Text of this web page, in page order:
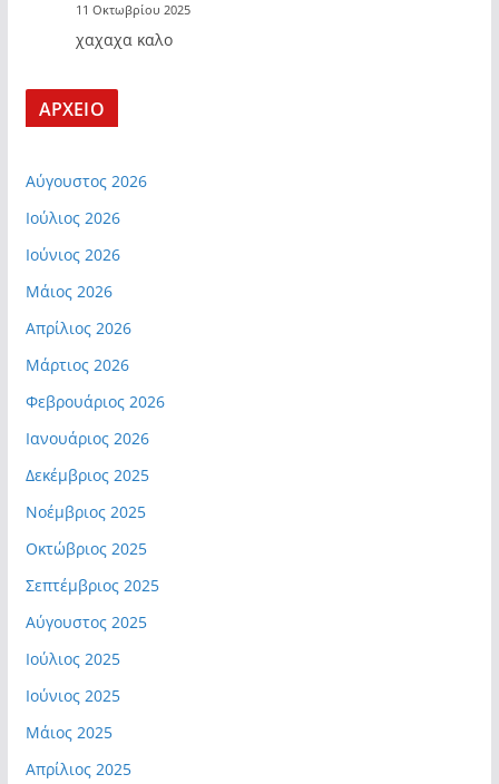
11 Οκτωβρίου 2025
χαχαχα καλο
ΑΡΧΕΙΟ
Αύγουστος 2026
Ιούλιος 2026
Ιούνιος 2026
Μάιος 2026
Απρίλιος 2026
Μάρτιος 2026
Φεβρουάριος 2026
Ιανουάριος 2026
Δεκέμβριος 2025
Νοέμβριος 2025
Οκτώβριος 2025
Σεπτέμβριος 2025
Αύγουστος 2025
Ιούλιος 2025
Ιούνιος 2025
Μάιος 2025
Απρίλιος 2025